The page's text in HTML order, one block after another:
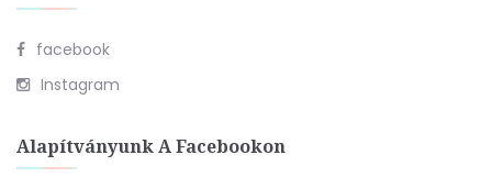
facebook
Instagram
Alapítványunk A Facebookon